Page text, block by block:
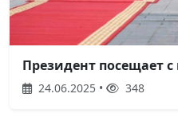
Президент посещает
24.06.2025 • 348